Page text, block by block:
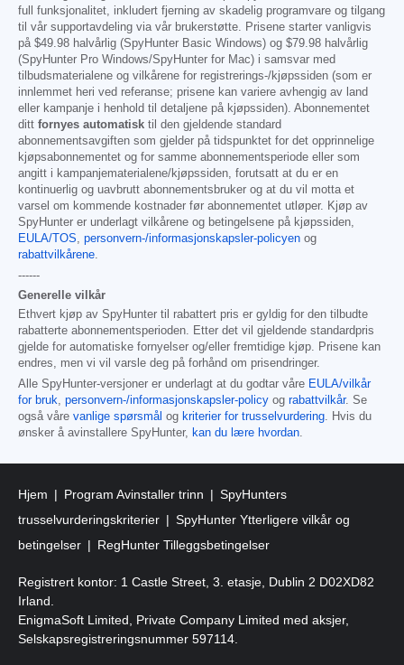
full funksjonalitet, inkludert fjerning av skadelig programvare og tilgang
til vår supportavdeling via vår brukerstøtte. Prisene starter vanligvis
på $49.98 halvårlig (SpyHunter Basic Windows) og $79.98 halvårlig
(SpyHunter Pro Windows/SpyHunter for Mac) i samsvar med
tilbudsmaterialene og vilkårene for registrerings-/kjøpssiden (som er
innlemmet heri ved referanse; prisene kan variere avhengig av land
eller kampanje i henhold til detaljene på kjøpssiden). Abonnementet
ditt fornyes automatisk til den gjeldende standard
abonnementsavgiften som gjelder på tidspunktet for det opprinnelige
kjøpsabonnementet og for samme abonnementsperiode eller som
angitt i kampanjematerialene/kjøpssiden, forutsatt at du er en
kontinuerlig og uavbrutt abonnementsbruker og at du vil motta et
varsel om kommende kostnader før abonnementet utløper. Kjøp av
SpyHunter er underlagt vilkårene og betingelsene på kjøpssiden,
EULA/TOS
personvern-/informasjonskapsler-policyen og
rabattvilkårene
------
Generelle vilkår
Ethvert kjøp av SpyHunter til rabattert pris er gyldig for den tilbudte
rabatterte abonnementsperioden. Etter det vil gjeldende standardpris
gjelde for automatiske fornyelser og/eller fremtidige kjøp. Prisene kan
endres, men vi vil varsle deg på forhånd om prisendringer.
Alle SpyHunter-versjoner er underlagt at du godtar våre EULA/vilkår
for bruk
personvern-/informasjonskapsler-policy og rabattvilkår. Se
også våre vanlige spørsmål og kriterier for trusselvurdering . Hvis du
ønsker å avinstallere SpyHunter,
kan du lære hvordan
Hjem Program Avinstaller trinn
SpyHunters
trusselvurderingskriterier
SpyHunter Ytterligere vilkår og
betingelser
RegHunter Tilleggsbetingelser
Registrert kontor: 1 Castle Street, 3. etasje, Dublin 2 D02XD82
Irland.
EnigmaSoft Limited, Private Company Limited med aksjer,
Selskapsregistreringsnummer 597114.